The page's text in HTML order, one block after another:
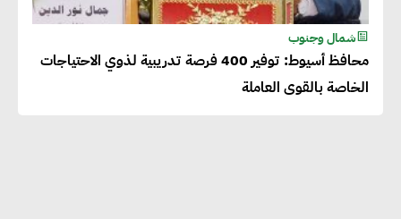
شمال وجنوب
محافظ أسيوط: توفير 400 فرصة تدريبية لذوي الاحتياجات
الخاصة بالقوى العاملة